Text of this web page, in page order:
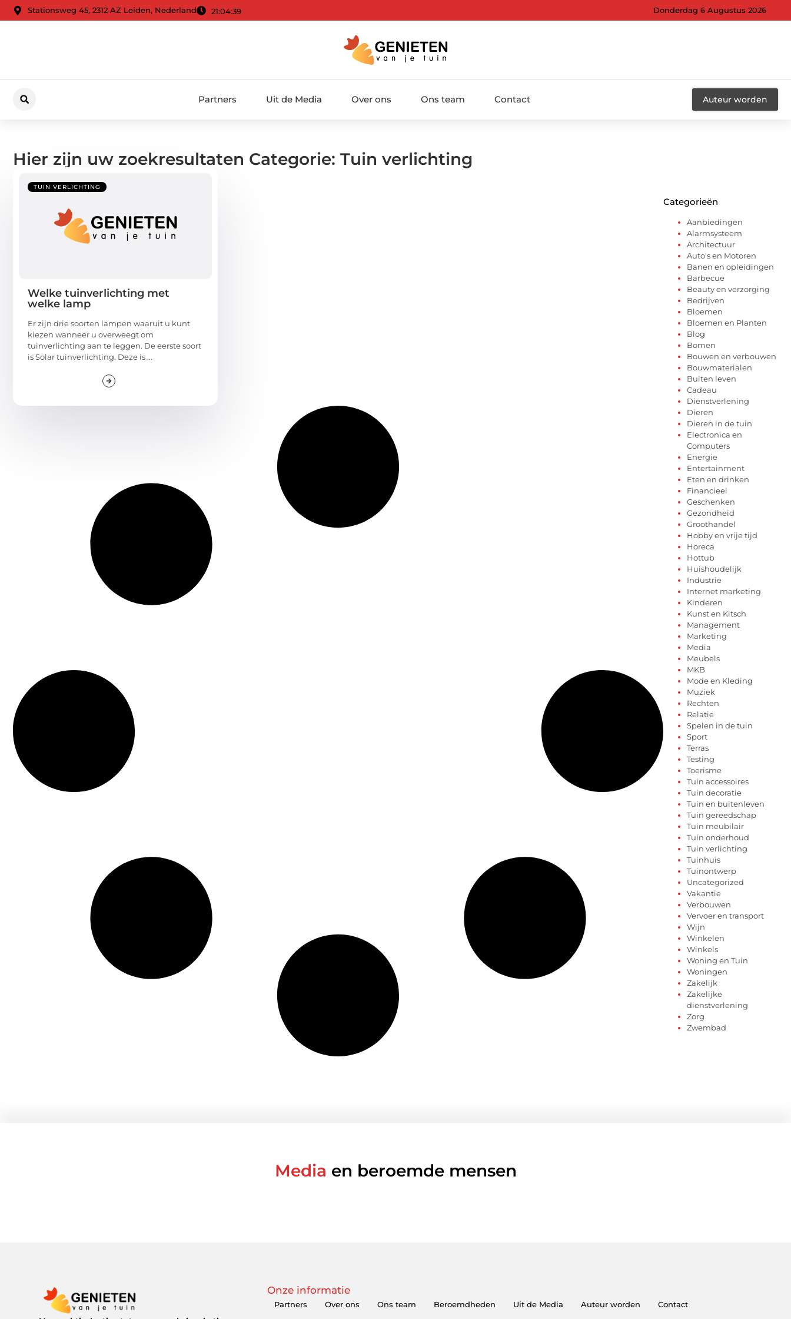
Stationsweg 45, 2312 AZ Leiden, Nederland 21:04:40 Donderdag 6 Augustus 2026
Partners Uit de Media Over ons Ons team Contact Auteur worden
Hier zijn uw zoekresultaten Categorie: Tuin verlichting
TUIN VERLICHTING
Welke tuinverlichting met
welke lamp
Er zijn drie soorten lampen waaruit u kunt
kiezen wanneer u overweegt om
tuinverlichting aan te leggen. De eerste soort
is Solar tuinverlichting. Deze is ...
Categorieën
Aanbiedingen
Alarmsysteem
Architectuur
Auto's en Motoren
Banen en opleidingen
Barbecue
Beauty en verzorging
Bedrijven
Bloemen
Bloemen en Planten
Blog
Bomen
Bouwen en verbouwen
Bouwmaterialen
Buiten leven
Cadeau
Dienstverlening
Dieren
Dieren in de tuin
Electronica en
Computers
Energie
Entertainment
Eten en drinken
Financieel
Geschenken
Gezondheid
Groothandel
Hobby en vrije tijd
Horeca
Hottub
Huishoudelijk
Industrie
Internet marketing
Kinderen
Kunst en Kitsch
Management
Marketing
Media
Meubels
MKB
Mode en Kleding
Muziek
Rechten
Relatie
Spelen in de tuin
Sport
Terras
Testing
Toerisme
Tuin accessoires
Tuin decoratie
Tuin en buitenleven
Tuin gereedschap
Tuin meubilair
Tuin onderhoud
Tuin verlichting
Tuinhuis
Tuinontwerp
Uncategorized
Vakantie
Verbouwen
Vervoer en transport
Wijn
Winkelen
Winkels
Woning en Tuin
Woningen
Zakelijk
Zakelijke
dienstverlening
Zorg
Zwembad
Media en beroemde mensen
Onze informatie
Partners Over ons Ons team Beroemdheden Uit de Media Auteur worden
Contact